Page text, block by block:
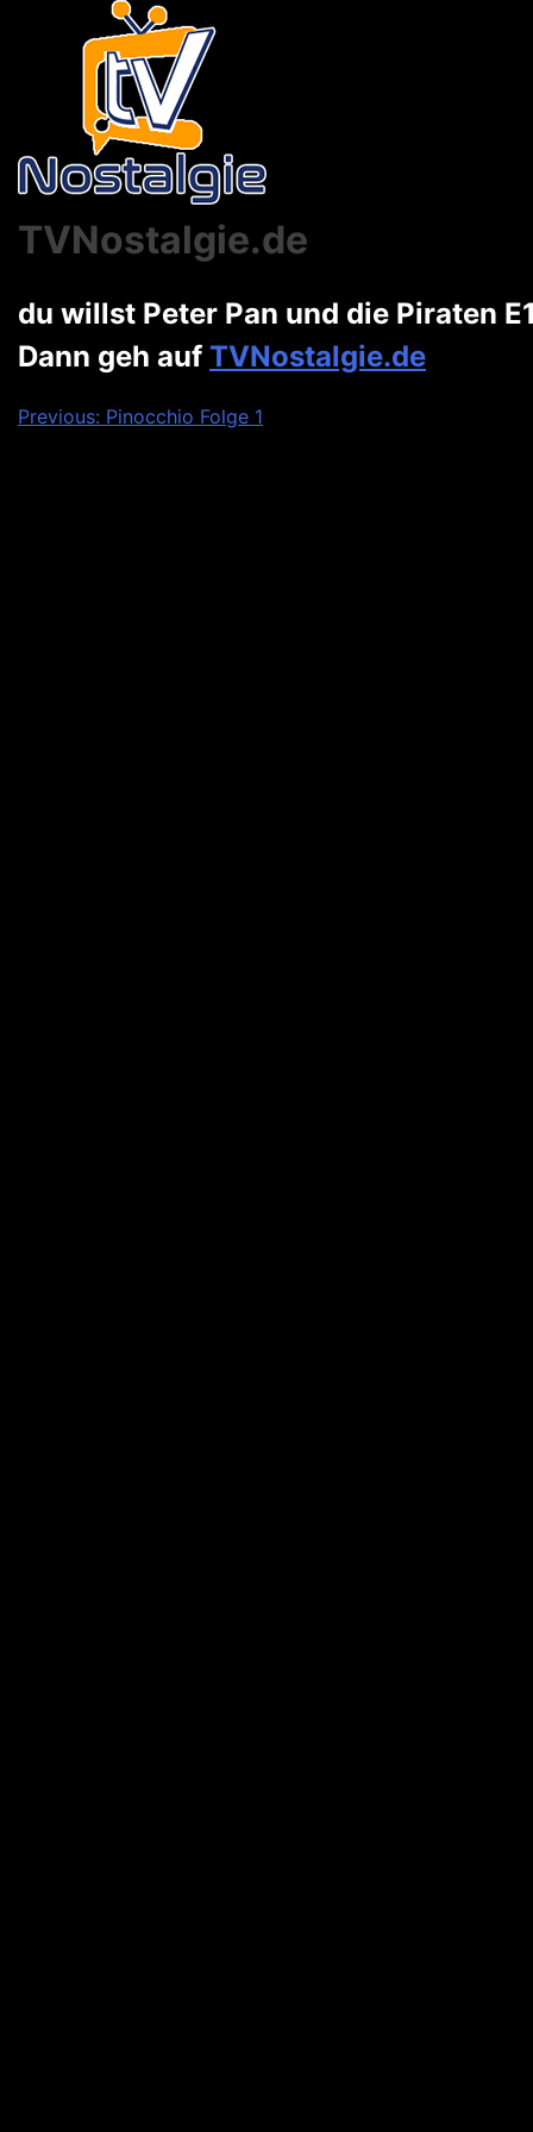
TVNostalgie.de
du willst Peter Pan und die Piraten
Dann geh auf TVNostalgie.de
Beitragsnavigation
Previous: Pinocchio Folge 1